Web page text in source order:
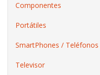
Componentes
Portátiles
SmartPhones / Teléfonos
Televisor